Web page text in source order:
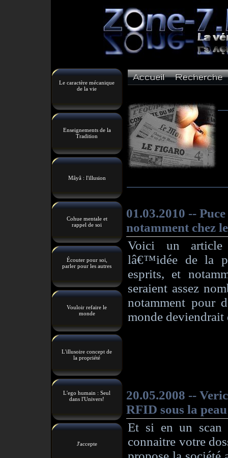
Le caractère mécanique
de la vie
Enseignements de la
Tradition
Mâyâ : l'illusion
Cohue mentale et
rappel de soi
Écouter pour soi,
parler pour les autres
Vouloir refaire le
monde
L'illusoire concept de
la propriété
L'ego humain : Seul
dans l'Univers!
J'accepte